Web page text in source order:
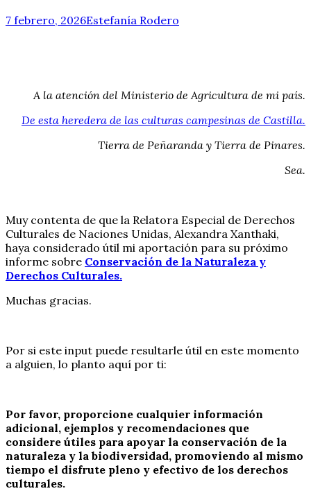
7 febrero, 2026Estefanía Rodero
A la atención del Ministerio de Agricultura de mi país.
De esta heredera de las culturas campesinas de Castilla.
Tierra de Peñaranda y Tierra de Pinares.
Sea.
Muy contenta de que la Relatora Especial de Derechos
Culturales de Naciones Unidas, Alexandra Xanthaki,
haya considerado útil mi aportación para su próximo
informe sobre Conservación de la Naturaleza y
Derechos Culturales.
Muchas gracias.
Por si este input puede resultarle útil en este momento
a alguien, lo planto aquí por ti:
Por favor, proporcione cualquier información
adicional, ejemplos y recomendaciones que
considere útiles para apoyar la conservación de la
naturaleza y la biodiversidad, promoviendo al mismo
tiempo el disfrute pleno y efectivo de los derechos
culturales.